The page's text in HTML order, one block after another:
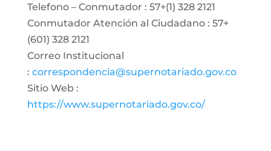
Telefono – Conmutador : 57+(1) 328 2121
Conmutador Atención al Ciudadano : 57+
(601) 328 2121
Correo Institucional
: correspondencia@supernotariado.gov.co
Sitio Web :
https://www.supernotariado.gov.co/